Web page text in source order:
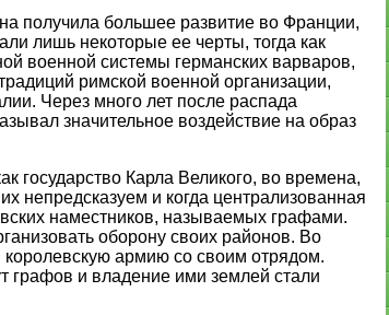
получила большее развитие во Франции,
лишь некоторые ее черты, тогда как
военной системы германских варваров,
римской военной организации,
Через много лет после распада
значительное воздействие на образ
государство Карла Великого, во времена,
непредсказуем и когда централизованная
наместников, называемых графами.
оборону своих районов. Во
армию со своим отрядом.
графов и владение ими землей стали